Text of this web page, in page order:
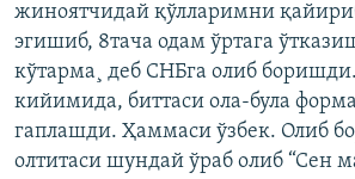
жиноятчидай қўлларимни
эгишиб, 8тача одам ўртага
кўтарма¸ деб СНБга олиб
кийимида, биттаси ола-була
гаплашди. Ҳаммаси ўзбек. Олиб
олтитаси шундай ўраб олиб “Сен